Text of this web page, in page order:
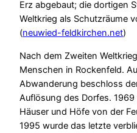
Erz abgebaut; die dortigen
Weltkrieg als Schutzräume
(neuwied-feldkirchen.net)
Nach dem Zweiten
Menschen in Rockenfeld.
Abwanderung beschloss
Auflösung des Dorfes.
Häuser und Höfe von der
1995 wurde das letzte